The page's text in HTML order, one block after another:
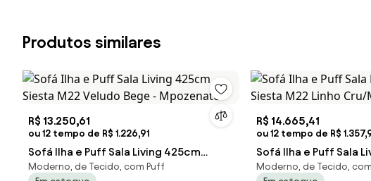
Produtos similares
R$ 13.250,61
ou 12 tempo de R$ 1.226,91
Sofá Ilha e Puff Sala Living 425cm
Siesta M22 Veludo Bege - Mpozenato
Moderno, de Tecido, com Puff
R$ 14.665,41
ou 12 tempo de R$
Sofá Ilha e Puff Sala
Siesta M22 Linho
Moderno, de Tecido,